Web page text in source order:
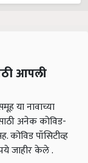
आपली
या नावाच्या
अनेक कोविड-
कोविड पॉसिटीव्ह
जाहीर केले .